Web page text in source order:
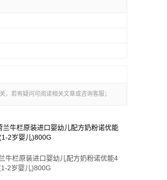
若有疑问可阅读相关文章或咨询客服；
牛栏原装进口婴幼儿配方奶粉诺优能4
2岁婴儿)800G